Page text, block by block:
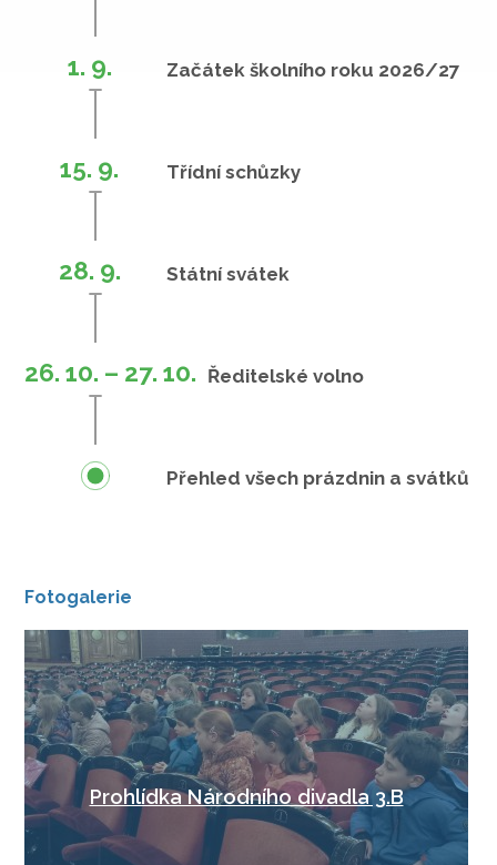
1. 9. Začátek školního roku 2026/27
15. 9. Třídní schůzky
28. 9. Státní svátek
26. 10. – 27. 10. Ředitelské volno
Přehled všech prázdnin a svátků
Fotogalerie
Prohlídka Národního divadla 3.B